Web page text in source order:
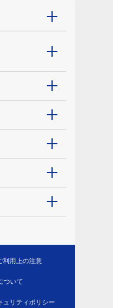
利用上の注意
ついて
ュリティポリシー